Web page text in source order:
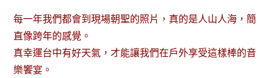
每一年我們都會到現場朝聖的照片，真的是人山人海，簡
直像跨年的感覺。
真幸運台中有好天氣，才能讓我們在戶外享受這樣棒的音
樂饗宴。